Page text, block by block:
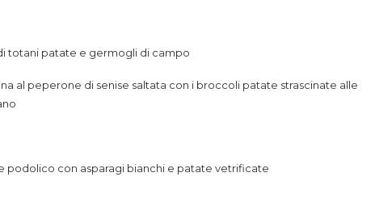
totani patate e germogli di campo
al peperone di senise saltata con i broccoli patate strascinate alle
podolico con asparagi bianchi e patate vetrificate